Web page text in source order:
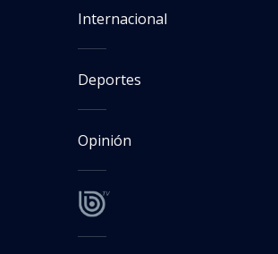
Internacional
Deportes
Opinión